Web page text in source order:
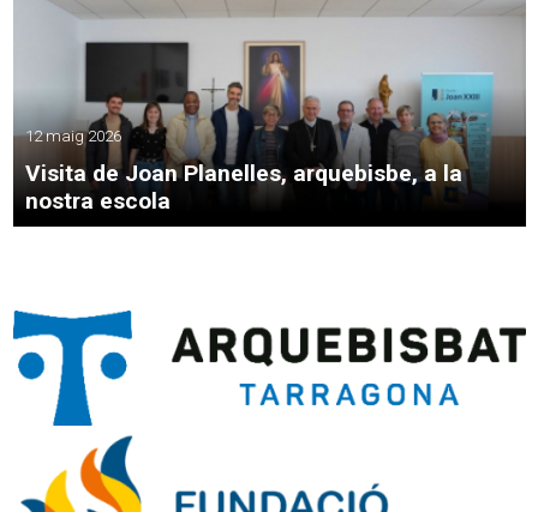
12 maig 2026
Visita de Joan Planelles, arquebisbe, a la
nostra escola